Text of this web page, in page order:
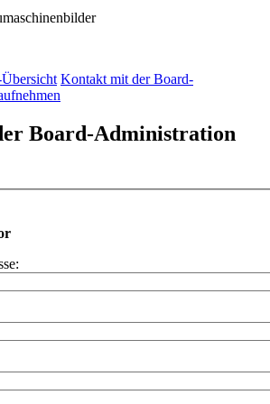
Kontakt mit der Board-
Board-Administration